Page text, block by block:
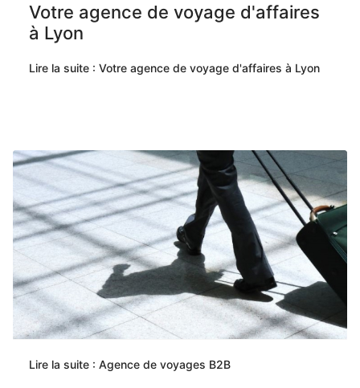
Votre agence de voyage d'affaires
à Lyon
Lire la suite : Votre agence de voyage d'affaires à Lyon
Lire la suite : Agence de voyages B2B